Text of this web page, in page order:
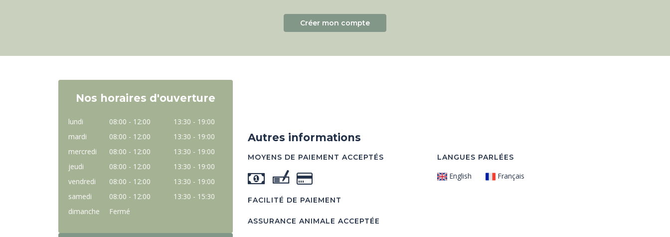
Créer mon compte
Nos horaires d'ouverture
lundi 08:00 - 12:00
13:30 - 19:00
mardi
08:00 - 12:00
13:30 - 19:00
mercredi
08:00 - 12:00
13:30 - 19:00
jeudi
08:00 - 12:00
13:30 - 19:00
vendredi
08:00 - 12:00
13:30 - 19:00
samedi
08:00 - 12:00
13:30 - 15:30
dimanche
Fermé
Autres informations
LANGUES PARLÉES
English Français
MOYENS DE PAIEMENT ACCEPTÉS
FACILITÉ DE PAIEMENT
ASSURANCE ANIMALE ACCEPTÉE